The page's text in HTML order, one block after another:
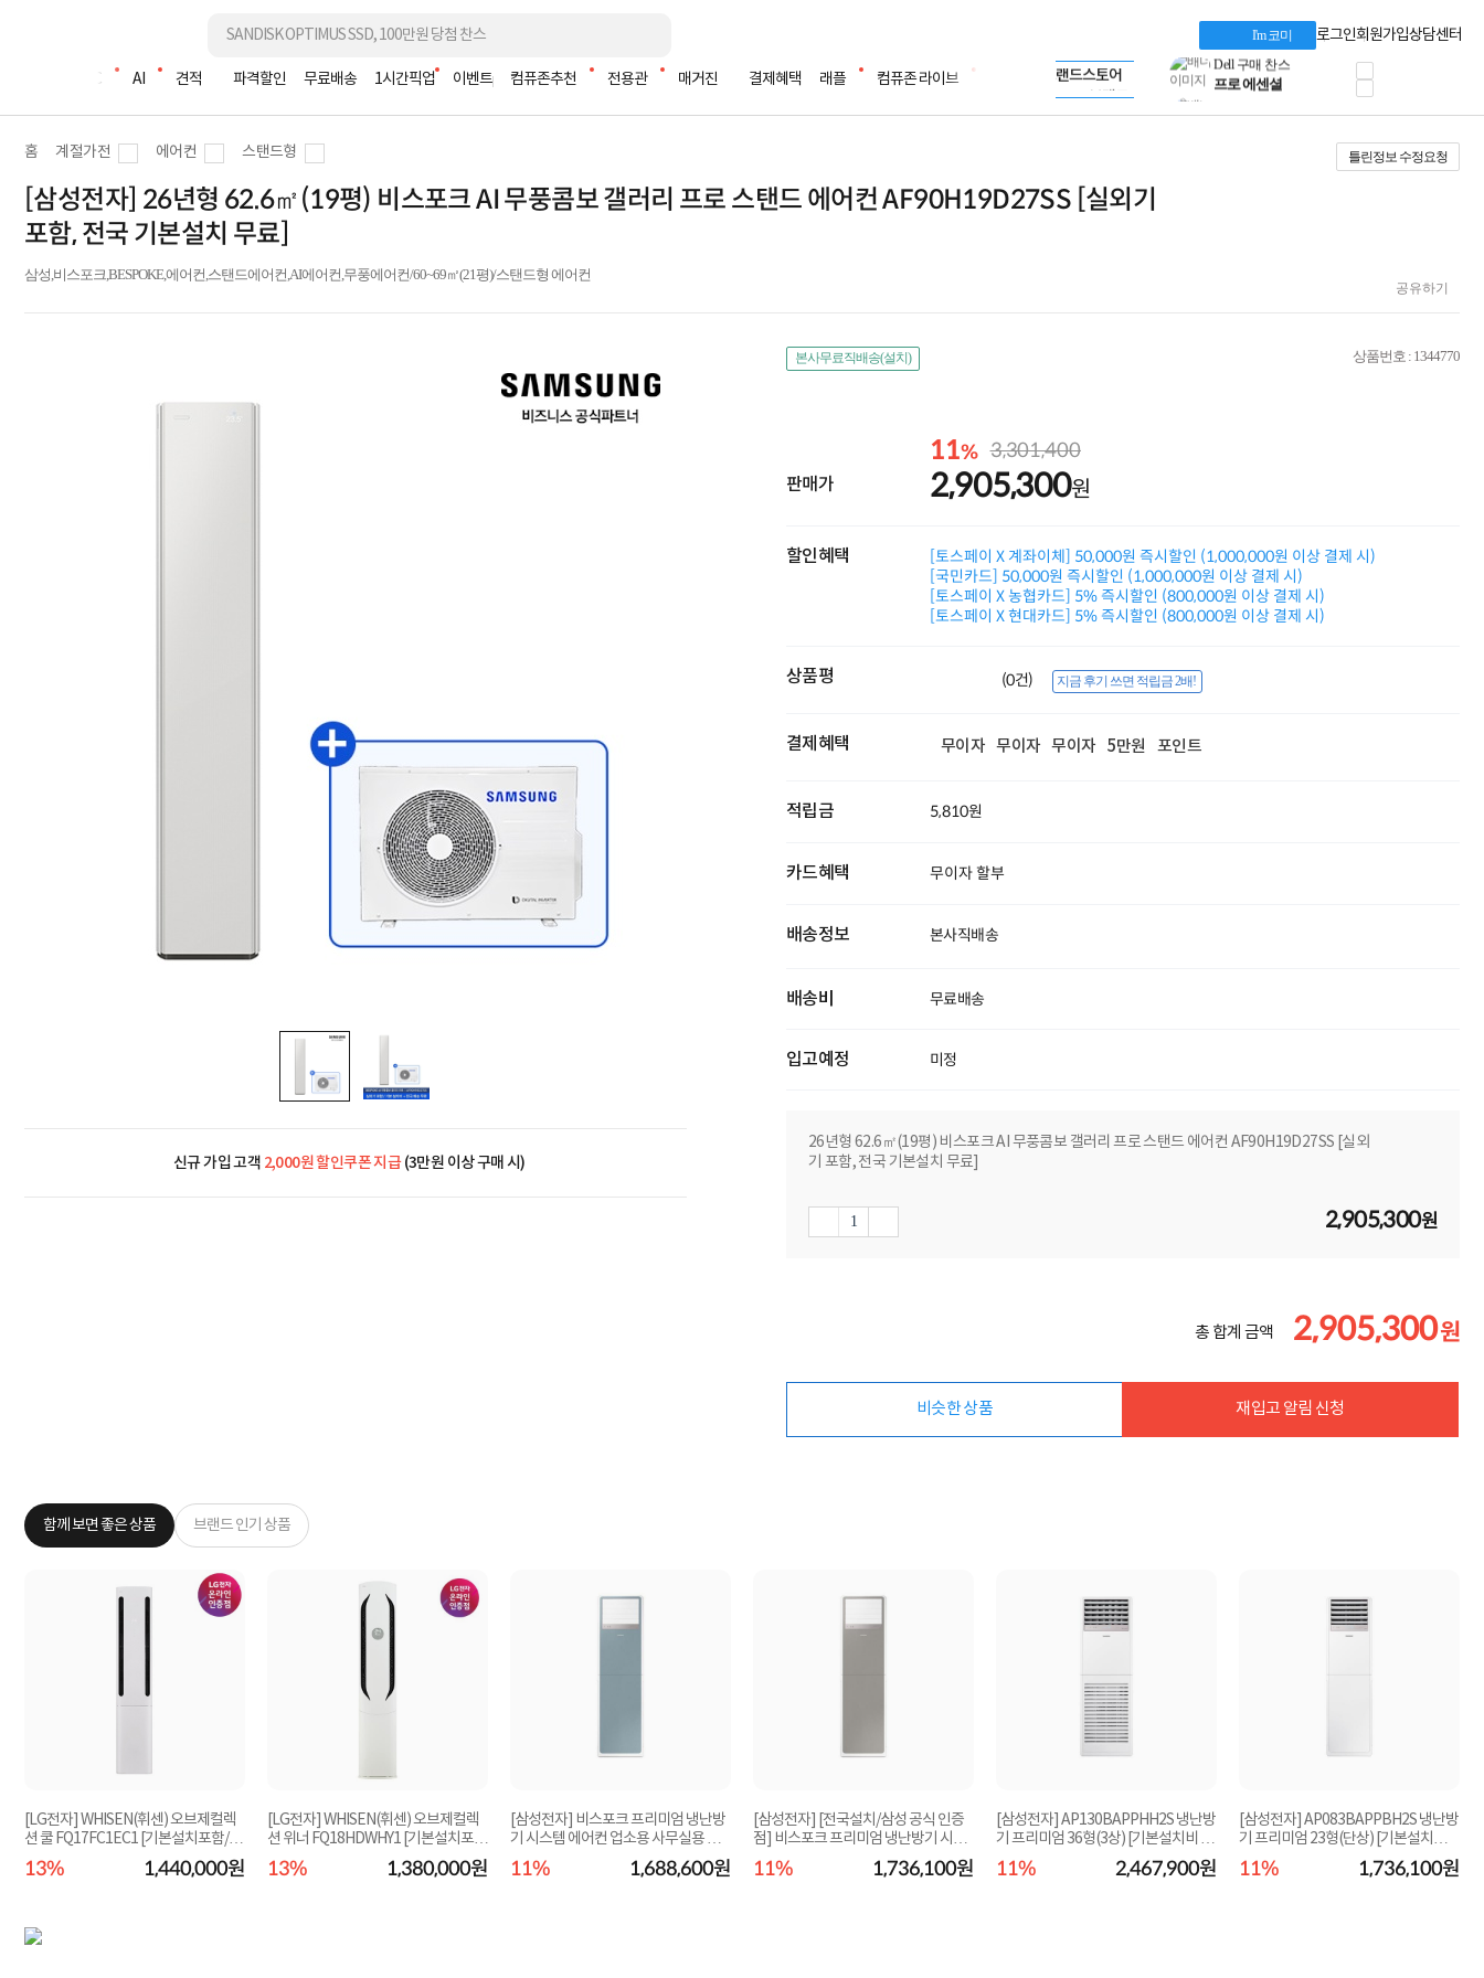
I'm 코미 로그인회원가입상담센터
조립PC AI 견적 파격할인 무료배송 1시간픽업 이벤트 컴퓨존추천 전용관 매거진 결제혜택 래플 컴퓨존 라이브
LG gram & 브랜드스토어
Microsoft 브랜드스토어
AMD 브랜드스토어
Apple 기업전용관
Dell 구매 찬스
프로 에센셜
타협 없는 게이밍
HP OMEN
로지텍
누적 금액 별
적립금 페이백!
Dell 구매왕
상품권 30만원
홈 계절가전 에어컨 스탠드형 틀린정보 수정요청
[삼성전자] 26년형 62.6㎡(19평) 비스포크 AI 무풍콤보 갤러리 프로 스탠드 에어컨 AF90H19D27SS [실외기
포함, 전국 기본설치 무료]
삼성,비스포크,BESPOKE,에어컨,스탠드에어컨,AI에어컨,무풍에어컨/60~69㎡(21평)/스탠드형 에어컨
공유하기
신규 가입 고객 2,000원 할인쿠폰 지급(3만원 이상 구매 시)
본사무료직배송(설치) 상품번호 : 1344770
판매가
11% 3,301,400
2,905,300원
할인혜택
[토스페이 X 계좌이체] 50,000원 즉시할인 (1,000,000원 이상 결제 시)
[국민카드] 50,000원 즉시할인 (1,000,000원 이상 결제 시)
[토스페이 X 농협카드] 5% 즉시할인 (800,000원 이상 결제 시)
[토스페이 X 현대카드] 5% 즉시할인 (800,000원 이상 결제 시)
상품평 (0건) 지금 후기 쓰면 적립금 2배!
결제혜택 무이자 무이자 무이자 5만원 포인트
적립금 5,810원
카드혜택 무이자 할부
배송정보 본사직배송
배송비 무료배송
입고예정 미정
26년형 62.6㎡(19평) 비스포크 AI 무풍콤보 갤러리 프로 스탠드 에어컨 AF90H19D27SS [실외
기 포함, 전국 기본설치 무료]
2,905,300원
총 합계 금액 2,905,300원
비슷한 상품 재입고 알림 신청
함께 보면 좋은 상품 브랜드 인기 상품
[LG전자] WHISEN(휘센) 오브제컬렉
션 쿨 FQ17FC1EC1 [기본설치포함/실
외기포함/일반배...
13% 1,440,000원
[LG전자] WHISEN(휘센) 오브제컬렉
션 위너 FQ18HDWHY1 [기본설치포
함/실외기포함/수도...
13% 1,380,000원
[삼성전자] 비스포크 프리미엄 냉난방
기 시스템 에어컨 업소용 사무실용 매
장용 AP083...
11% 1,688,600원
[삼성전자] [전국설치/삼성 공식 인증
점] 비스포크 프리미엄 냉난방기 시스
템 에어컨 ...
11% 1,736,100원
[삼성전자] AP130BAPPHH2S 냉난방
기 프리미엄 36형(3상) [기본설치비 포
함/실외기 포...
11% 2,467,900원
[삼성전자] AP083BAPPBH2S 냉난방
기 프리미엄 23형(단상) [기본설치비
포함/실외기 포...
11% 1,736,100원